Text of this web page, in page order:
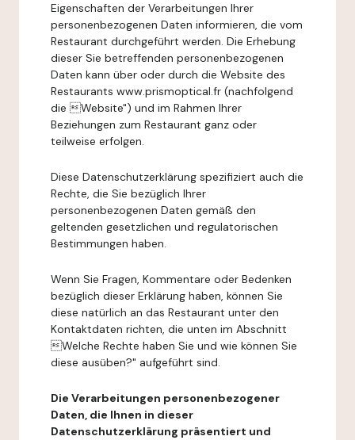
Eigenschaften der Verarbeitungen Ihrer
personenbezogenen Daten informieren, die vom
Restaurant durchgeführt werden. Die Erhebung
dieser Sie betreffenden personenbezogenen
Daten kann über oder durch die Website des
Restaurants www.prismoptical.fr (nachfolgend
die Website") und im Rahmen Ihrer
Beziehungen zum Restaurant ganz oder
teilweise erfolgen.
Diese Datenschutzerklärung spezifiziert auch die
Rechte, die Sie bezüglich Ihrer
personenbezogenen Daten gemäß den
geltenden gesetzlichen und regulatorischen
Bestimmungen haben.
Wenn Sie Fragen, Kommentare oder Bedenken
bezüglich dieser Erklärung haben, können Sie
diese natürlich an das Restaurant unter den
Kontaktdaten richten, die unten im Abschnitt
Welche Rechte haben Sie und wie können Sie
diese ausüben?" aufgeführt sind.
Die Verarbeitungen personenbezogener
Daten, die Ihnen in dieser
Datenschutzerklärung präsentiert und